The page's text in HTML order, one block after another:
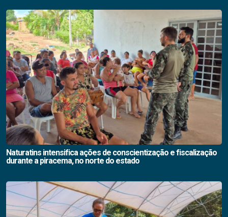
Naturatins intensifica ações de conscientização e fiscalização
durante a piracema, no norte do estado